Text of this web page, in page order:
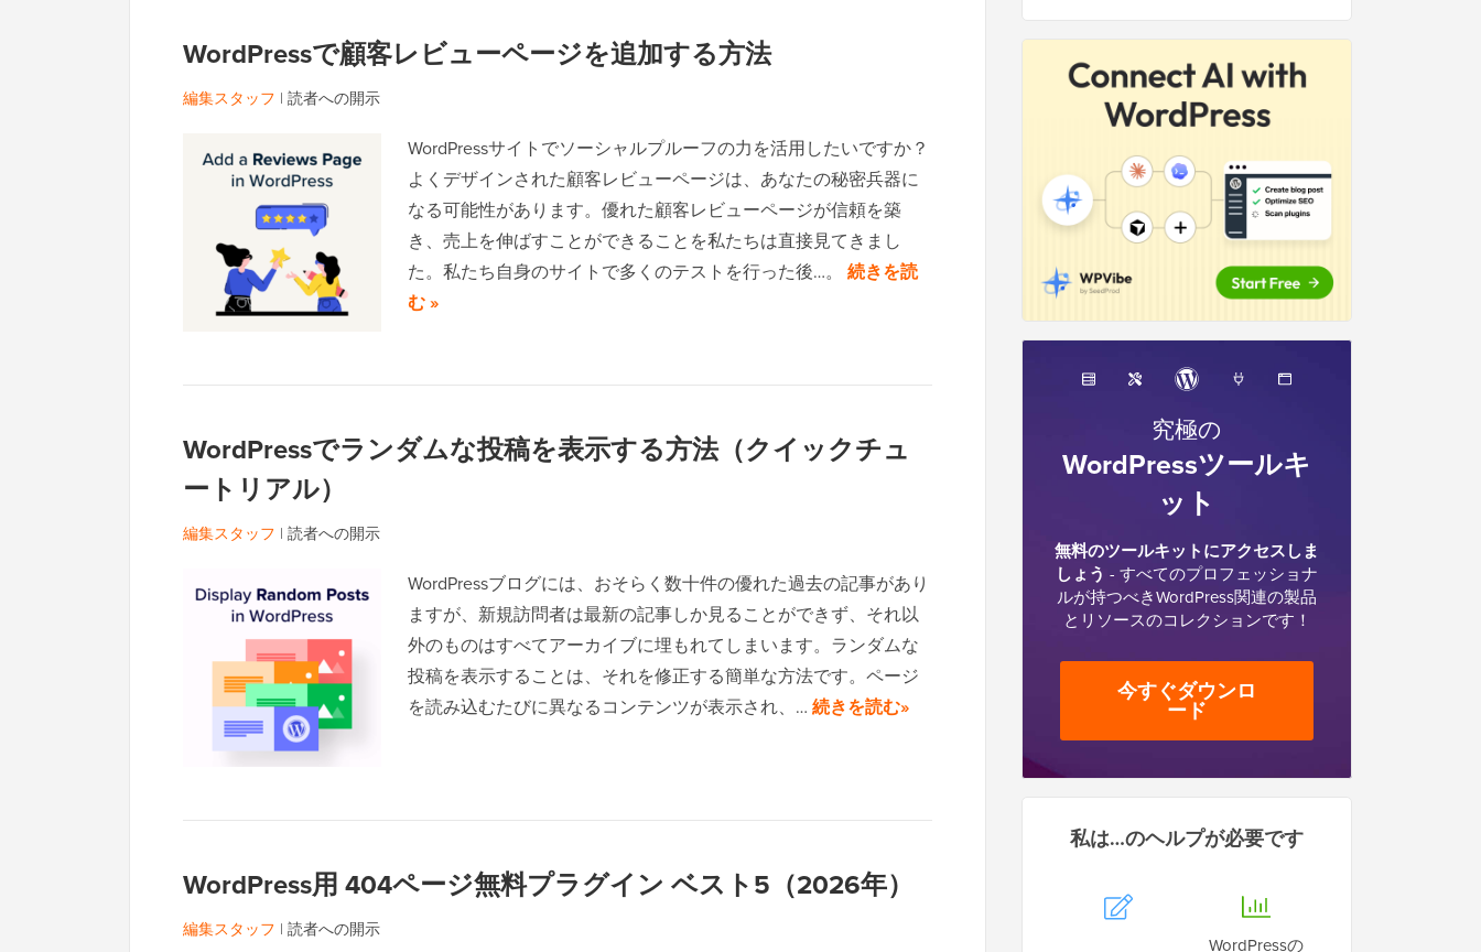
WordPressで顧客レビューページを追加する方法
編集スタッフ | 読者への開示
WordPressサイトでソーシャルプルーフの力を活用したいですか？
よくデザインされた顧客レビューページは、あなたの秘密兵器に
なる可能性があります。優れた顧客レビューページが信頼を築
き、売上を伸ばすことができることを私たちは直接見てきまし
た。私たち自身のサイトで多くのテストを行った後…。 続きを読
む »
WordPressでランダムな投稿を表示する方法（クイックチュ
ートリアル）
編集スタッフ | 読者への開示
WordPressブログには、おそらく数十件の優れた過去の記事があり
ますが、新規訪問者は最新の記事しか見ることができず、それ以
外のものはすべてアーカイブに埋もれてしまいます。ランダムな
投稿を表示することは、それを修正する簡単な方法です。ページ
を読み込むたびに異なるコンテンツが表示され、… 続きを読む»
WordPress用 404ページ無料プラグイン ベスト5（2026年）
編集スタッフ | 読者への開示
サ
ー
究極の
WordPressツールキ
ット
無料のツールキットにアクセスしま
しょう - すべてのプロフェッショナ
ルが持つべきWordPress関連の製品
とリソースのコレクションです！
今すぐダウンロ
ード
私は…のヘルプが必要です
WordPressの